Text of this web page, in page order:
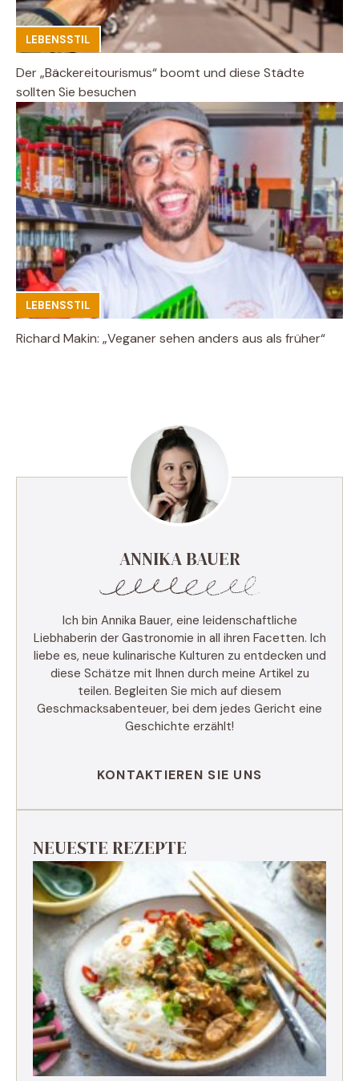
LEBENSSTIL
Der „Bäckereitourismus“ boomt und diese Städte
sollten Sie besuchen
LEBENSSTIL
Richard Makin: „Veganer sehen anders aus als früher“
ANNIKA BAUER
Ich bin Annika Bauer, eine leidenschaftliche
Liebhaberin der Gastronomie in all ihren Facetten. Ich
liebe es, neue kulinarische Kulturen zu entdecken und
diese Schätze mit Ihnen durch meine Artikel zu
teilen. Begleiten Sie mich auf diesem
Geschmacksabenteuer, bei dem jedes Gericht eine
Geschichte erzählt!
KONTAKTIEREN SIE UNS
NEUESTE REZEPTE